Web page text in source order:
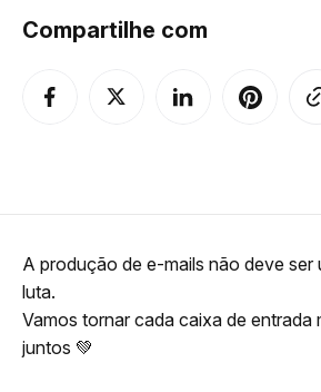
Compartilhe com
A produção de e-mails não deve ser
luta.
Vamos tornar cada caixa de entrada
juntos 💚